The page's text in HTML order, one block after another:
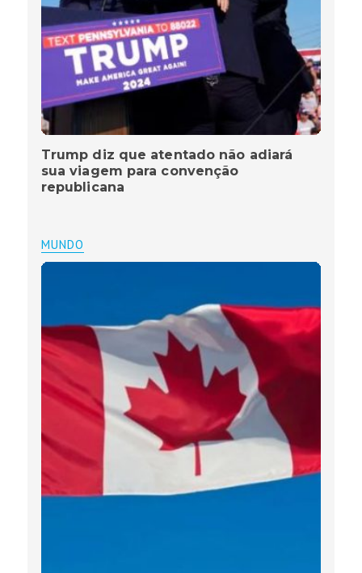
Trump diz que atentado não adiará
sua viagem para convenção
republicana
MUNDO